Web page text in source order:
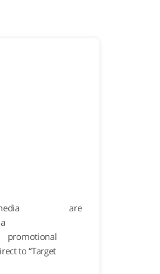
are
a
promotional
to “Target